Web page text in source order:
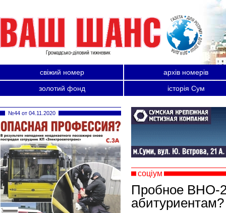
свіжий номер
архів номерів
золотий фонд
історія Сум
соціум
Пробное ВНО-
абитуриентам?
№44 от 04.11.2020